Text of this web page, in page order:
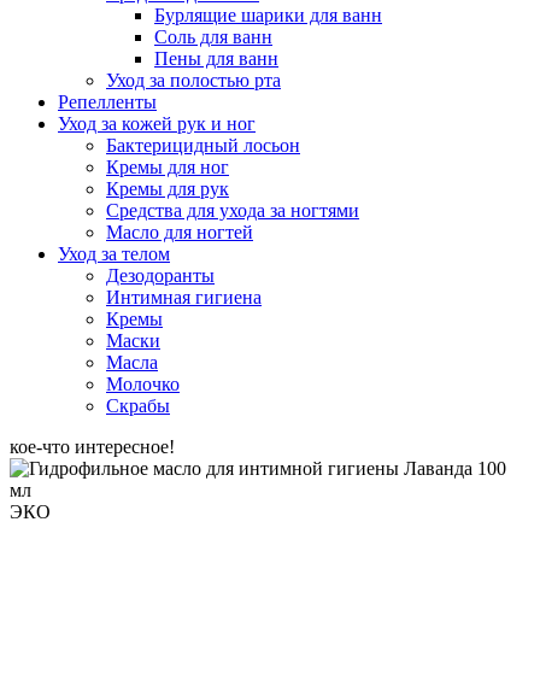
Бурлящие шарики для ванн
Соль для ванн
Пены для ванн
Уход за полостью рта
Репелленты
Уход за кожей рук и ног
Бактерицидный лосьон
Кремы для ног
Кремы для рук
Средства для ухода за ногтями
Масло для ногтей
Уход за телом
Дезодоранты
Интимная гигиена
Кремы
Маски
Масла
Молочко
Скрабы
кое-что интересное!
ЭКО